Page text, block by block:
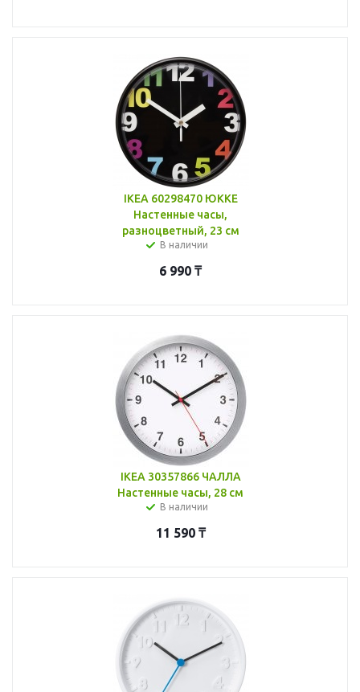
IKEA 60298470 ЮККЕ
Настенные часы,
разноцветный, 23 см
В наличии
6 990 ₸
IKEA 30357866 ЧАЛЛА
Настенные часы, 28 см
В наличии
11 590₸